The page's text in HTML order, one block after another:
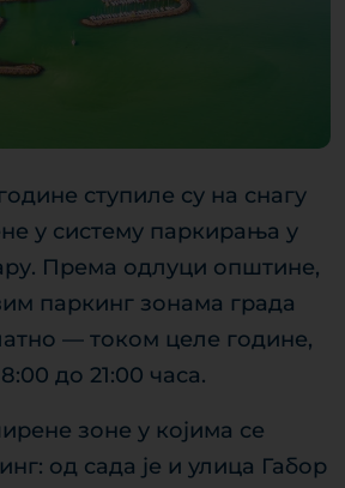
ступиле су на снагу
у систему паркирања у
Према одлуци општине,
паркинг зонама града
— током целе године,
до 21:00 часа.
зоне у којима се
од сада је и улица Габор